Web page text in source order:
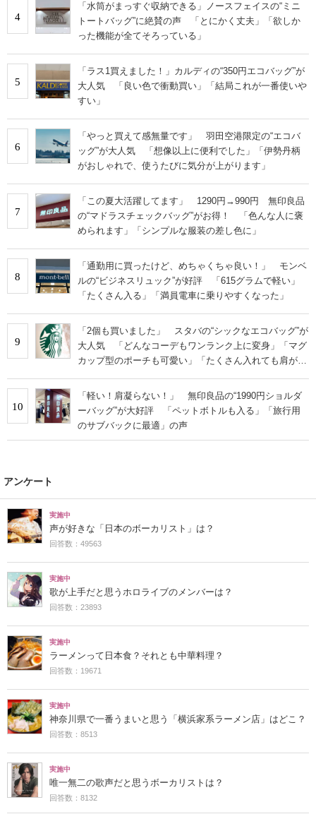
4
「水筒がまっすぐ収納できる」ノースフェイスの“ミニ
トートバッグ”に絶賛の声 「とにかく丈夫」「欲しか
った機能が全てそろっている」
5
「ラス1買えました！」カルディの“350円エコバッグ”が
大人気 「良い色で衝動買い」「結局これが一番使いや
すい」
6
「やっと買えて感無量です」 羽田空港限定の“エコバ
ッグ”が大人気 「想像以上に便利でした」「伊勢丹柄
がおしゃれで、使うたびに気分が上がります」
7
「この夏大活躍してます」 1290円→990円 無印良品
の“マドラスチェックバッグ”がお得！ 「色んな人に褒
められます」「シンプルな服装の差し色に」
8
「通勤用に買ったけど、めちゃくちゃ良い！」 モンベ
ルの“ビジネスリュック”が好評 「615グラムで軽い」
「たくさん入る」「満員電車に乗りやすくなった」
9
「2個も買いました」 スタバの“シックなエコバッグ”が
大人気 「どんなコーデもワンランク上に変身」「マグ
カップ型のポーチも可愛い」「たくさん入れても肩が痛
10
「軽い！肩凝らない！」 無印良品の“1990円ショルダ
ーバッグ”が大好評 「ペットボトルも入る」「旅行用
のサブバックに最適」の声
アンケート
実施中
声が好きな「日本のボーカリスト」は？
回答数：49563
実施中
歌が上手だと思うホロライブのメンバーは？
回答数：23893
実施中
ラーメンって日本食？それとも中華料理？
回答数：19671
実施中
神奈川県で一番うまいと思う「横浜家系ラーメン店」はどこ？
回答数：8513
実施中
唯一無二の歌声だと思うボーカリストは？
回答数：8132